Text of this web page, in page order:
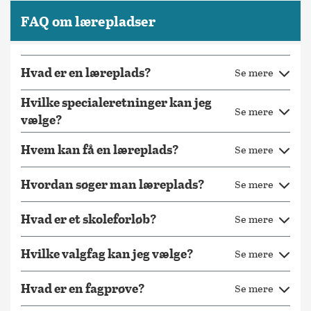
FAQ om lærepladser
Hvad er en læreplads? Se mere
Hvilke specialeretninger kan jeg
vælge?
Se mere
Hvem kan få en læreplads? Se mere
Hvordan søger man læreplads? Se mere
Hvad er et skoleforløb? Se mere
Hvilke valgfag kan jeg vælge? Se mere
Hvad er en fagprøve? Se mere